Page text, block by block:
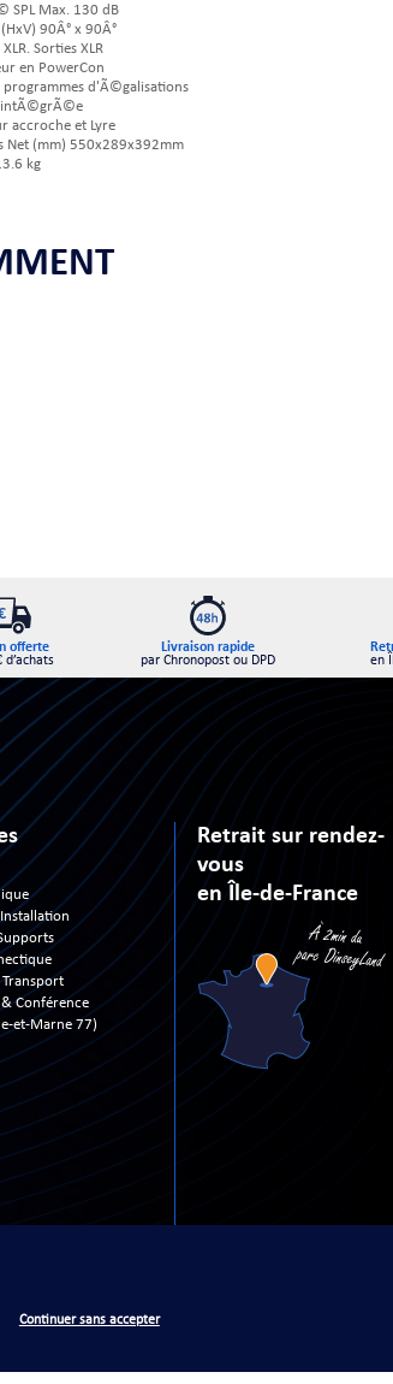
Continuer sans accepter
SPL Max. 130 dB
90Â° x 90Â°
Sorties XLR
en PowerCon
programmes d'Ã©galisations
intÃ©grÃ©e
accroche et Lyre
Net (mm) 550x289x392mm
kg
offerte
d’achats
Livraison rapide
par Chronopost ou DPD
en
Transport
Conférence
et-Marne 77)
Retrait sur rendez-
vous
en Île-de-France
droits réservés - Site réalisé par
Continuer sans accepter